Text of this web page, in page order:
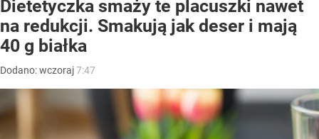
Dietetyczka smaży te placuszki nawet
na redukcji. Smakują jak deser i mają
40 g białka
Dodano:wczoraj7:47